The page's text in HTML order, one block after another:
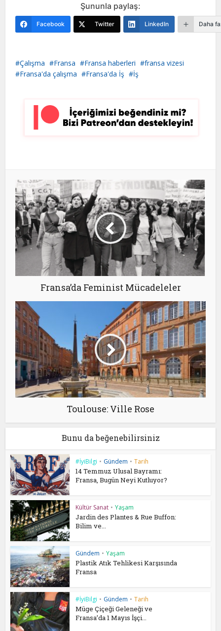
Şununla paylaş:
Facebook Twitter LinkedIn Daha
Çalışma Fransa Fransa haberleri
fransa vizesi
Fransa'da çalışma
Fransa'da İş İş
Fransa’da Feminist Mücadeleler
Toulouse: Ville Rose
Bunu da beğenebilirsiniz
#İyiBilgi • Gündem • Tarih
14 Temmuz Ulusal Bayramı:
Fransa, Bugün Neyi Kutluyor?
Kültür Sanat • Yaşam
Jardin des Plantes & Rue Buffon:
Bilim ve...
Gündem • Yaşam
Plastik Atık Tehlikesi Karşısında
Fransa
#İyiBilgi • Gündem • Tarih
Müge Çiçeği Geleneği ve
Fransa’da 1 Mayıs İşçi...